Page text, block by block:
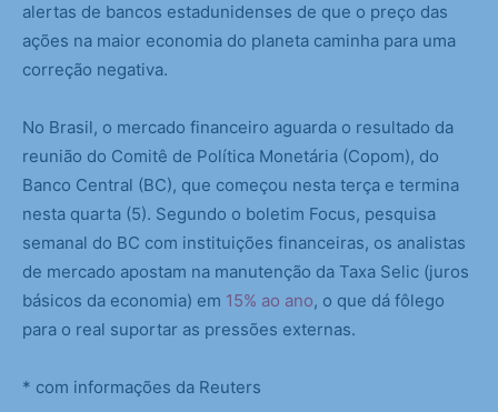
alertas de bancos estadunidenses de que o preço das
ações na maior economia do planeta caminha para uma
correção negativa.
No Brasil, o mercado financeiro aguarda o resultado da
reunião do Comitê de Política Monetária (Copom), do
Banco Central (BC), que começou nesta terça e termina
nesta quarta (5). Segundo o boletim Focus, pesquisa
semanal do BC com instituições financeiras, os analistas
de mercado apostam na manutenção da Taxa Selic (juros
básicos da economia) em 15% ao ano, o que dá fôlego
para o real suportar as pressões externas.
* com informações da Reuters